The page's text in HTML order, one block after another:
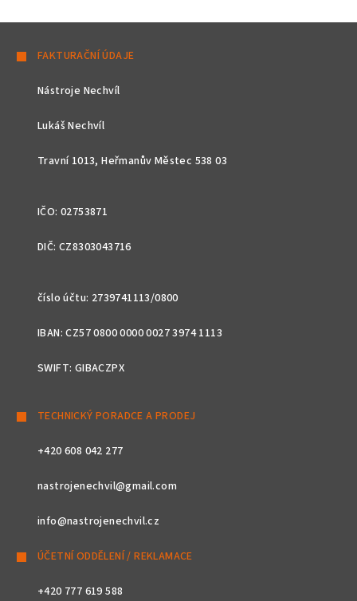
FAKTURAČNÍ ÚDAJE
Nástroje Nechvíl
Lukáš Nechvíl
Travní 1013, Heřmanův Městec 538 03
IČO: 02753871
DIČ: CZ8303043716
číslo účtu: 2739741113/0800
IBAN: CZ57 0800 0000 0027 3974 1113
SWIFT: GIBACZPX
TECHNICKÝ PORADCE A PRODEJ
+420 608 042 277
nastrojenechvil@gmail.com
info@nastrojenechvil.cz
ÚČETNÍ ODDĚLENÍ / REKLAMACE
+420 777 619 588